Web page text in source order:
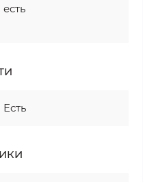
есть
Есть